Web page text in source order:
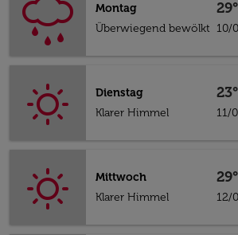
Montag
Überwiegend bewölkt 10/
Dienstag
Klarer Himmel
11/
Mittwoch
Klarer Himmel
12/